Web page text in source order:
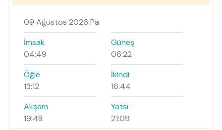
09 Ağustos 2026 Pa
İmsak
04:49
Güneş
06:22
Öğle
13:12
İkindi
16:44
Akşam
19:48
Yatsı
21:09